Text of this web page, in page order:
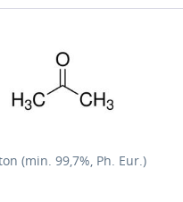
(min. 99,7%, Ph. Eur.)